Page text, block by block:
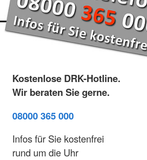
Kostenlose DRK-Hotline.
Wir beraten Sie gerne.
08000 365 000
Infos für Sie kostenfrei
rund um die Uhr